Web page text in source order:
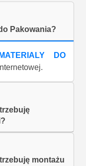
Pakowania?
MATERIALY DO
montażu